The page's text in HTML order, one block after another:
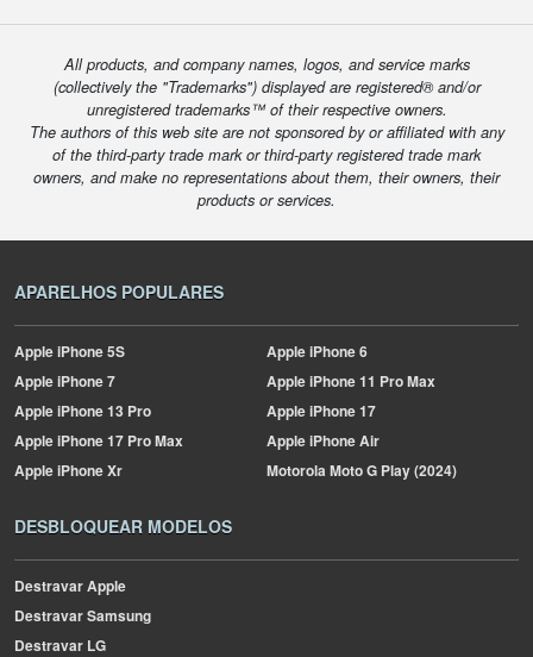
All products, and company names, logos, and service marks
(collectively the "Trademarks") displayed are registered® and/or
unregistered trademarks™ of their respective owners.
The authors of this web site are not sponsored by or affiliated with any
of the third-party trade mark or third-party registered trade mark
owners, and make no representations about them, their owners, their
products or services.
APARELHOS POPULARES
AppleiPhone 5S AppleiPhone 6
AppleiPhone 7 AppleiPhone 11 Pro Max
AppleiPhone 13 Pro AppleiPhone 17
AppleiPhone 17 Pro Max AppleiPhone Air
AppleiPhone Xr MotorolaMoto G Play (2024)
DESBLOQUEAR MODELOS
Destravar Apple
Destravar Samsung
Destravar LG